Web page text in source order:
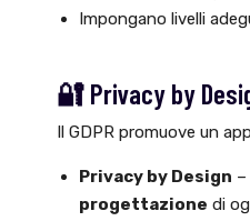
Impongano livelli
🔐 Privacy by
Il GDPR promuove un
Privacy by Design
progettazione di